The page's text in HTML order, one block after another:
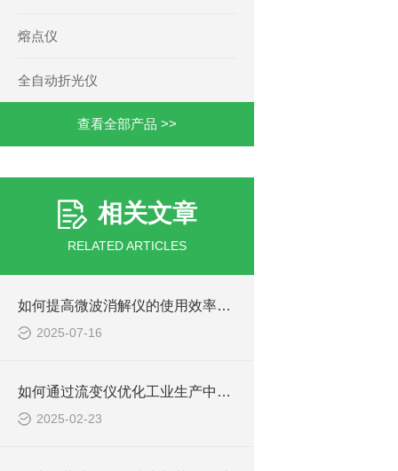
熔点仪
全自动折光仪
查看全部产品 >>
相关文章
RELATED ARTICLES
如何提高微波消解仪的使用效率与安全性？
2025-07-16
如何通过流变仪优化工业生产中的材料性能？
2025-02-23